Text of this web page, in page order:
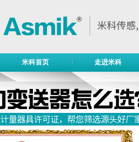
米科首页 走进米科